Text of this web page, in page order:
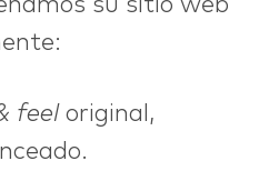
su sitio web
feel original,